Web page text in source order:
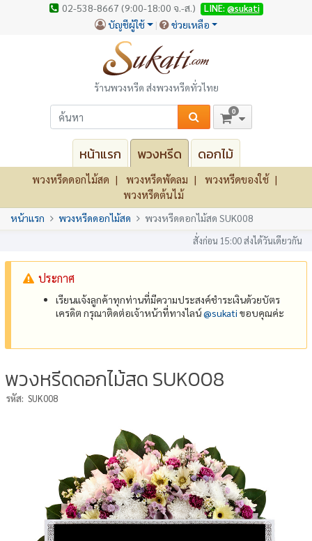
02-538-8667 (9:00-18:00 จ.-ส.) LINE: @sukati
บัญชีผู้ใช้ ช่วยเหลือ
ร้านพวงหรีด ส่งพวงหรีดทั่วไทย
0
หน้าแรก พวงหรีด ดอกไม้
พวงหรีดดอกไม้สด พวงหรีดพัดลม
พวงหรีดของใช้
พวงหรีดต้นไม้
หน้าแรก พวงหรีดดอกไม้สด พวงหรีดดอกไม้สด SUK008
สั่งก่อน 15:00 ส่งได้วันเดียวกัน
ประกาศ
เรียนแจ้งลูกค้าทุกท่านที่มีความประสงค์ชำระเงินด้วยบัตร
เครดิต กรุณาติดต่อเจ้าหน้าที่ทางไลน์@‌sukati ขอบคุณค่ะ
พวงหรีดดอกไม้สด SUK008
รหัส: SUK008